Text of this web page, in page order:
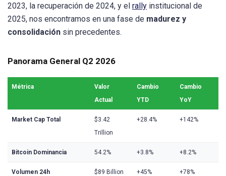
2023, la recuperación de 2024, y el rally institucional de
2025, nos encontramos en una fase de madurez y
consolidación sin precedentes.
Panorama General Q2 2026
Métrica
Valor
Actual
Cambio
YTD
Cambio
YoY
Market Cap Total
$3.42
Trillion
+28.4% +142%
Bitcoin Dominancia 54.2% +3.8% +8.2%
Volumen 24h $89 Billion +45% +78%